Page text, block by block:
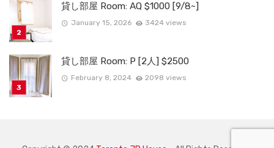
貸し部屋 Room: AQ $1000 [9/8~]
January 15, 2026 3424 views
貸し部屋 Room: P [2人] $2500
February 8, 2024 2098 views